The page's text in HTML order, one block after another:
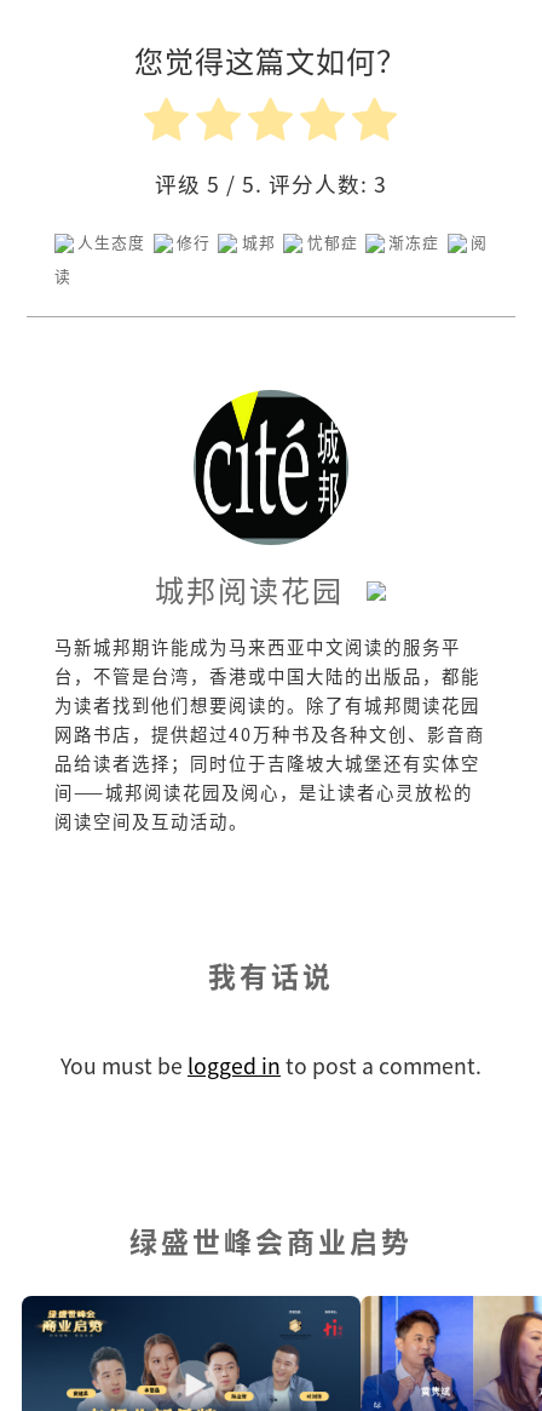
您觉得这篇文如何？
评级 5 / 5. 评分人数: 3
人生态度 修行 城邦 忧郁症 渐冻症
阅
读
城邦阅读花园
马新城邦期许能成为马来西亚中文阅读的服务平
台，不管是台湾，香港或中国大陆的出版品，都能
为读者找到他们想要阅读的。除了有城邦閲读花园
网路书店，提供超过40万种书及各种文创、影音商
品给读者选择；同时位于吉隆坡大城堡还有实体空
间——城邦阅读花园及阅心，是让读者心灵放松的
阅读空间及互动活动。
我有话说
You must be logged in to post a comment.
绿盛世峰会商业启势